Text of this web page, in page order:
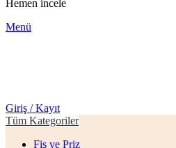
Hemen incele
Menü
Giriş / Kayıt
Tüm Kategoriler
Fiş ve Priz